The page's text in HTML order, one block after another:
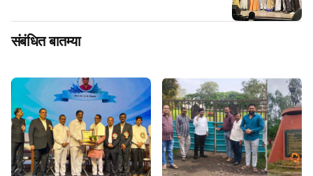
संबंधित बातम्या